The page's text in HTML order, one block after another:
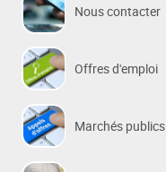
Nous contacter
Offres d'emploi
Marchés publics